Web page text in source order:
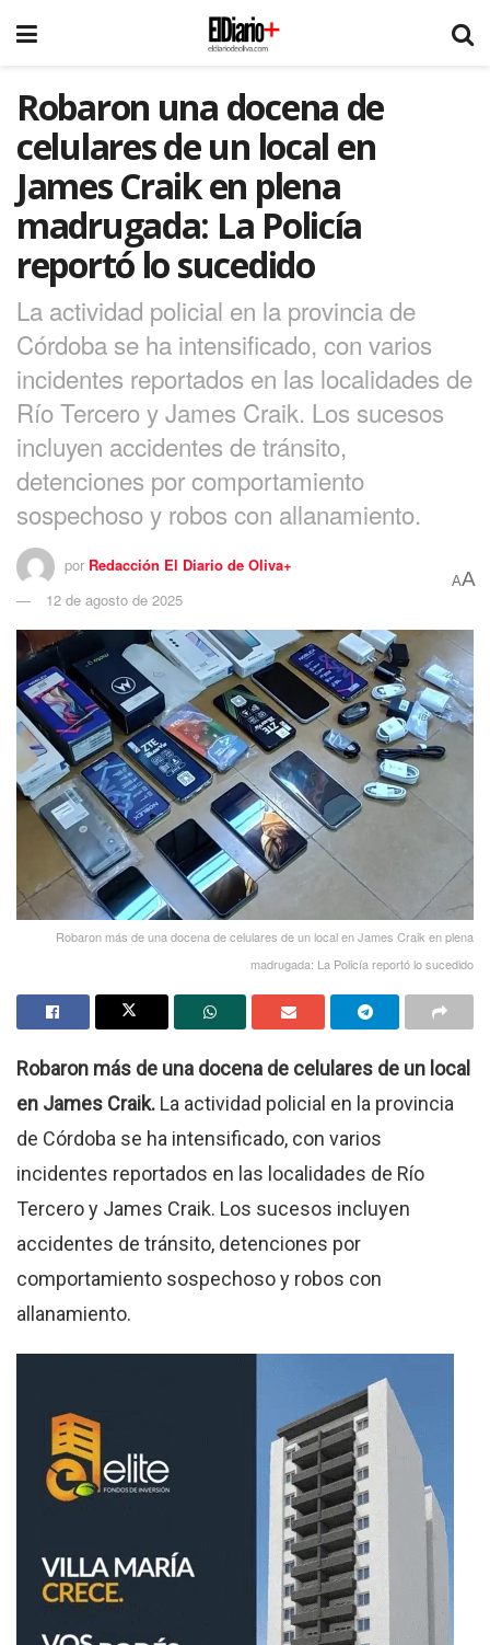
Robaron una docena de
celulares de un local en
James Craik en plena
madrugada: La Policía
reportó lo sucedido
La actividad policial en la provincia de
Córdoba se ha intensificado, con varios
incidentes reportados en las localidades de
Río Tercero y James Craik. Los sucesos
incluyen accidentes de tránsito,
detenciones por comportamiento
sospechoso y robos con allanamiento.
por Redacción El Diario de Oliva+
12 de agosto de 2025
AA
Robaron más de una docena de celulares de un local en James Craik en plena
madrugada: La Policía reportó lo sucedido
Robaron más de una docena de celulares de un local
en James Craik. La actividad policial en la provincia
de Córdoba se ha intensificado, con varios
incidentes reportados en las localidades de Río
Tercero y James Craik. Los sucesos incluyen
accidentes de tránsito, detenciones por
comportamiento sospechoso y robos con
allanamiento.